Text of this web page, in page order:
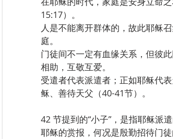
15:17）。
人是不能离开群体的，故此耶稣
庭。
门徒间不一定有血缘关系，但彼
相助，互敬互爱。
受遣者代表派遣者；正如耶稣代
稣、善待天父（40-41节）。
42 节提到的“小子”，是指耶稣派
耶稣的赏报，何况是殷勤招待门